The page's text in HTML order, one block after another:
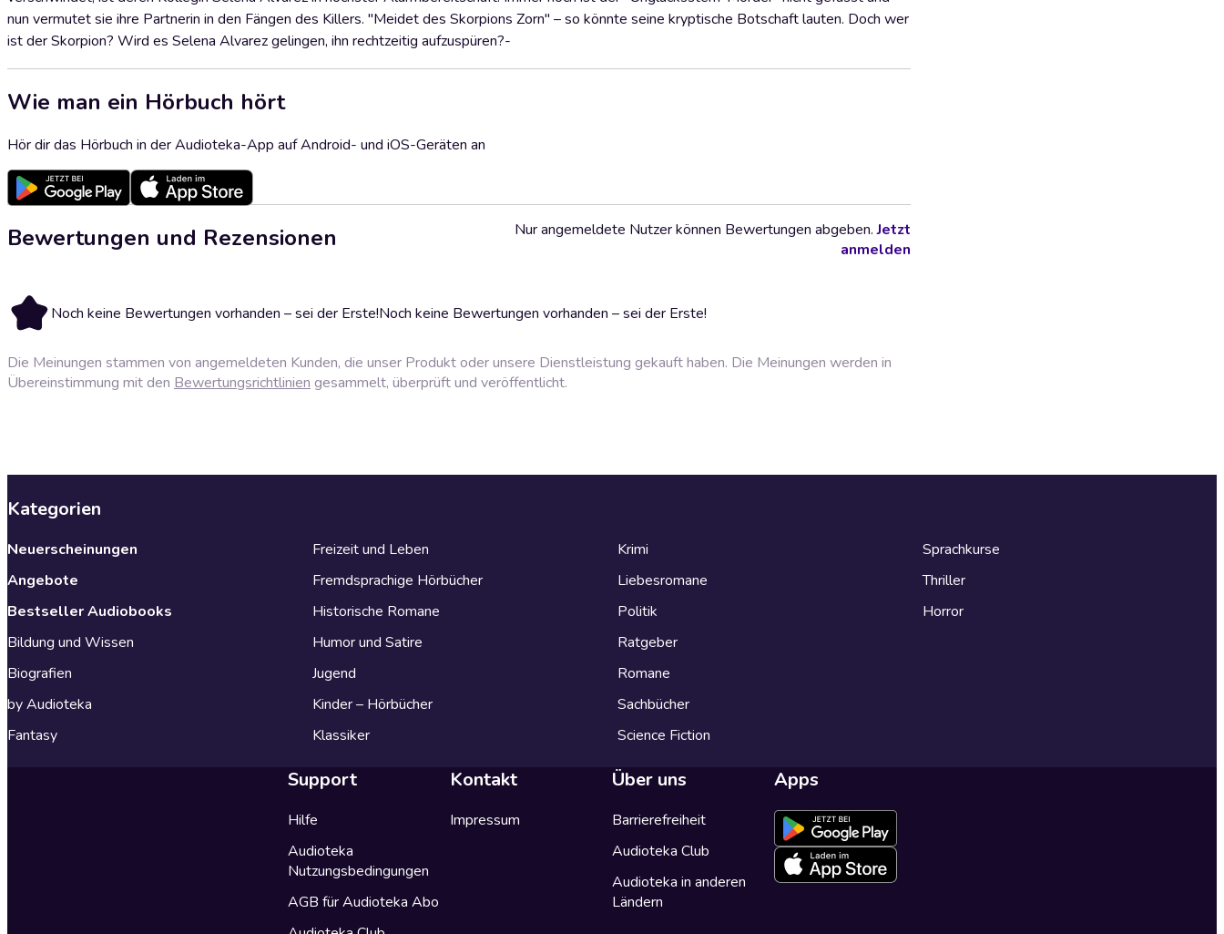
nun vermutet sie ihre Partnerin in den Fängen des Killers. "Meidet des Skorpions Zorn" – so könnte seine kryptische Botschaft lauten. Doch wer
ist der Skorpion? Wird es Selena Alvarez gelingen, ihn rechtzeitig aufzuspüren?-
Wie man ein Hörbuch hört
Hör dir das Hörbuch in der Audioteka-App auf Android- und iOS-Geräten an
Bewertungen und Rezensionen
Noch keine Bewertungen vorhanden – sei der Erste!Noch keine Bewertungen vorhanden – sei der Erste!
Nur angemeldete Nutzer können Bewertungen abgeben.Jetzt
anmelden
Die Meinungen stammen von angemeldeten Kunden, die unser Produkt oder unsere Dienstleistung gekauft haben. Die Meinungen werden in
Übereinstimmung mit den Bewertungsrichtlinien gesammelt, überprüft und veröffentlicht.
Kategorien
Neuerscheinungen
Angebote
Bestseller Audiobooks
Bildung und Wissen
Biografien
by Audioteka
Fantasy
Freizeit und Leben
Fremdsprachige Hörbücher
Historische Romane
Humor und Satire
Jugend
Kinder – Hörbücher
Klassiker
Krimi
Liebesromane
Politik
Ratgeber
Romane
Sachbücher
Science Fiction
Sprachkurse
Thriller
Horror
Support
Hilfe
Audioteka
Nutzungsbedingungen
AGB für Audioteka Abo
Kontakt
Impressum
Über uns
Barrierefreiheit
Audioteka Club
Audioteka in anderen
Ländern
Apps